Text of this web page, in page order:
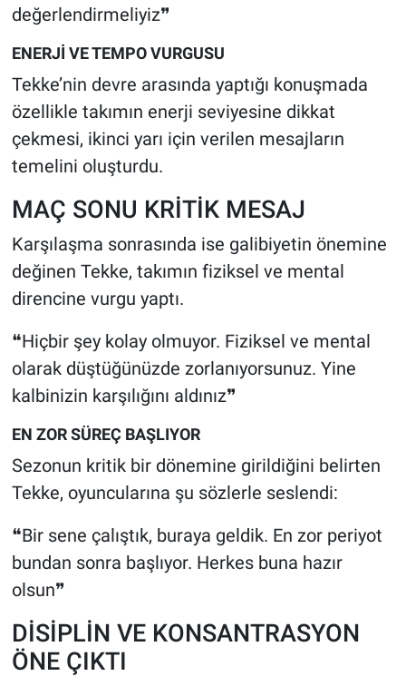
değerlendirmeliyiz❞
ENERJİ VE TEMPO VURGUSU
Tekke’nin devre arasında yaptığı konuşmada
özellikle takımın enerji seviyesine dikkat
çekmesi, ikinci yarı için verilen mesajların
temelini oluşturdu.
MAÇ SONU KRİTİK MESAJ
Karşılaşma sonrasında ise galibiyetin önemine
değinen Tekke, takımın fiziksel ve mental
direncine vurgu yaptı.
❝Hiçbir şey kolay olmuyor. Fiziksel ve mental
olarak düştüğünüzde zorlanıyorsunuz. Yine
kalbinizin karşılığını aldınız❞
EN ZOR SÜREÇ BAŞLIYOR
Sezonun kritik bir dönemine girildiğini belirten
Tekke, oyuncularına şu sözlerle seslendi:
❝Bir sene çalıştık, buraya geldik. En zor periyot
bundan sonra başlıyor. Herkes buna hazır
olsun❞
DİSİPLİN VE KONSANTRASYON
ÖNE ÇIKTI